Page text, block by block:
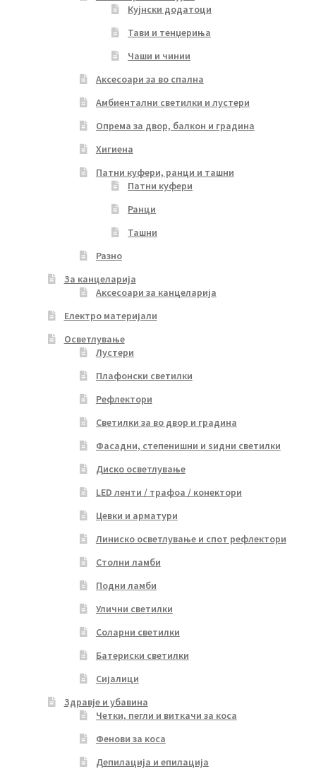
Кујнски додатоци
Тави и тенџериња
Чаши и чинии
Аксесоари за во спална
Амбиентални светилки и лустери
Опрема за двор, балкон и градина
Хигиена
Патни куфери, ранци и ташни
Патни куфери
Ранци
Ташни
Разно
За канцеларија
Аксесоари за канцеларија
Електро материјали
Осветлување
Лустери
Плафонски светилки
Рефлектори
Светилки за во двор и градина
Фасадни, степенишни и ѕидни светилки
Диско осветлување
LED ленти / трафоа / конектори
Цевки и арматури
Линиско осветлување и спот рефлектори
Столни ламби
Подни ламби
Улични светилки
Соларни светилки
Батериски светилки
Сијалици
Здравје и убавина
Четки, пегли и виткачи за коса
Фенови за коса
Депилација и епилација